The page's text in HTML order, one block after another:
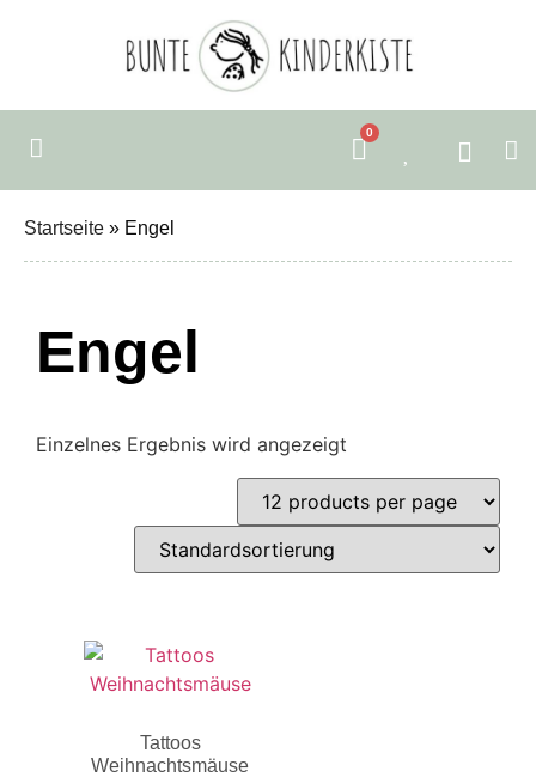
0
Startseite » Engel
Engel
Einzelnes Ergebnis wird angezeigt
Tattoos
Weihnachtsmäuse